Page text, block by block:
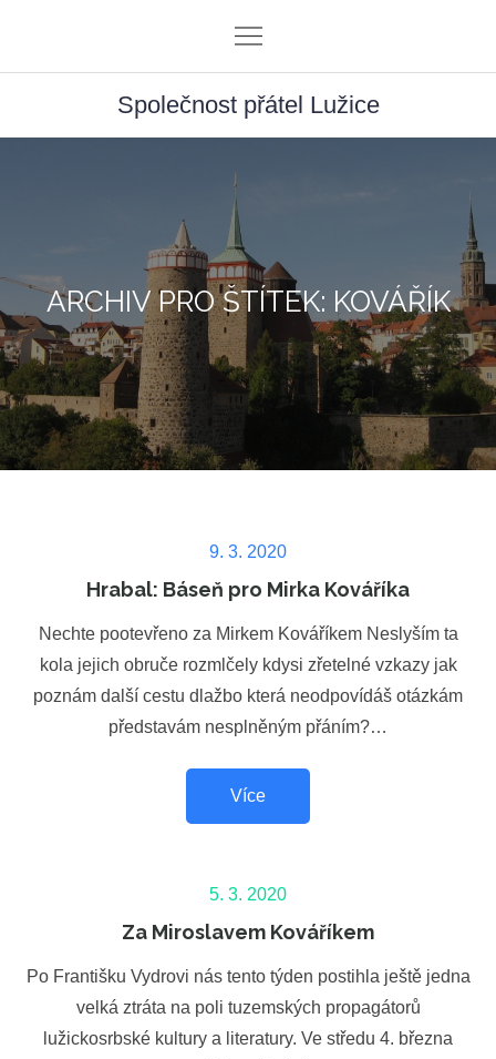
content
Společnost přátel Lužice
ARCHIV PRO ŠTÍTEK: KOVÁŘÍK
Posted
on
9. 3. 2020
Hrabal: Báseň pro Mirka Kováříka
Nechte pootevřeno za Mirkem Kováříkem Neslyším ta
kola jejich obruče rozmlčely kdysi zřetelné vzkazy jak
poznám další cestu dlažbo která neodpovídáš otázkám
představám nesplněným přáním?…
Více
Posted
on
5. 3. 2020
Za Miroslavem Kováříkem
Po Františku Vydrovi nás tento týden postihla ještě jedna
velká ztráta na poli tuzemských propagátorů
lužickosrbské kultury a literatury. Ve středu 4. března